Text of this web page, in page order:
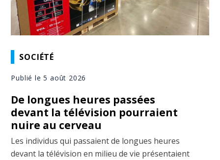
SOCIÉTÉ
Publié le 5 août 2026
De longues heures passées
devant la télévision pourraient
nuire au cerveau
Les individus qui passaient de longues heures
devant la télévision en milieu de vie présentaient